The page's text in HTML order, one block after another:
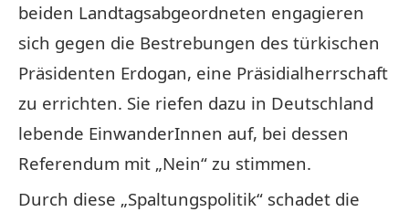
beiden Landtagsabgeordneten engagieren
sich gegen die Bestrebungen des türkischen
Präsidenten Erdogan, eine Präsidialherrschaft
zu errichten. Sie riefen dazu in Deutschland
lebende EinwanderInnen auf, bei dessen
Referendum mit „Nein“ zu stimmen.
Durch diese „Spaltungspolitik“ schadet die